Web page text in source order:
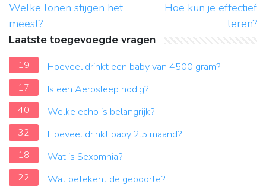
Welke lonen stijgen het
meest?
Hoe kun je effectief
leren?
Laatste toegevoegde vragen
19
Hoeveel drinkt een baby van 4500 gram?
17
Is een Aerosleep nodig?
40
Welke echo is belangrijk?
32
Hoeveel drinkt baby 2.5 maand?
18
Wat is Sexomnia?
22
Wat betekent de geboorte?